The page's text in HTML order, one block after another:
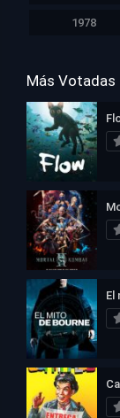
1978
Más Votadas
El